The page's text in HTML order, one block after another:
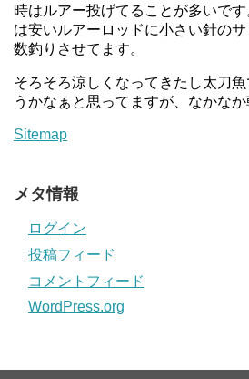
時はルアー投げてることが多いで
は安いルアーロッドに小さい針の
数釣りさせてます。
そろそろ涼しくなってきたし太刀
うかなぁと思ってますが、なかな
Sitemap
メタ情報
ログイン
投稿フィード
コメントフィード
WordPress.org